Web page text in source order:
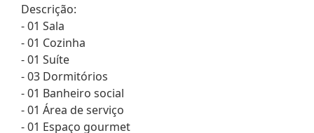
Descrição:
- 01 Sala
- 01 Cozinha
- 01 Suíte
- 03 Dormitórios
- 01 Banheiro social
- 01 Área de serviço
- 01 Espaço gourmet